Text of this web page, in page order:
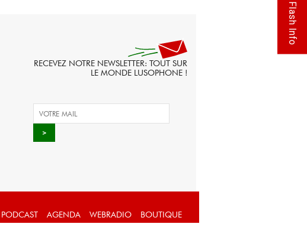
RECEVEZ NOTRE NEWSLETTER: TOUT SUR
LE MONDE LUSOPHONE !
PODCAST AGENDA WEBRADIO BOUTIQUE
Flash Info